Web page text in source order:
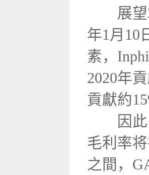
展望
年1月10
素，
2020年
貢獻約
因此，
毛利率
之間，